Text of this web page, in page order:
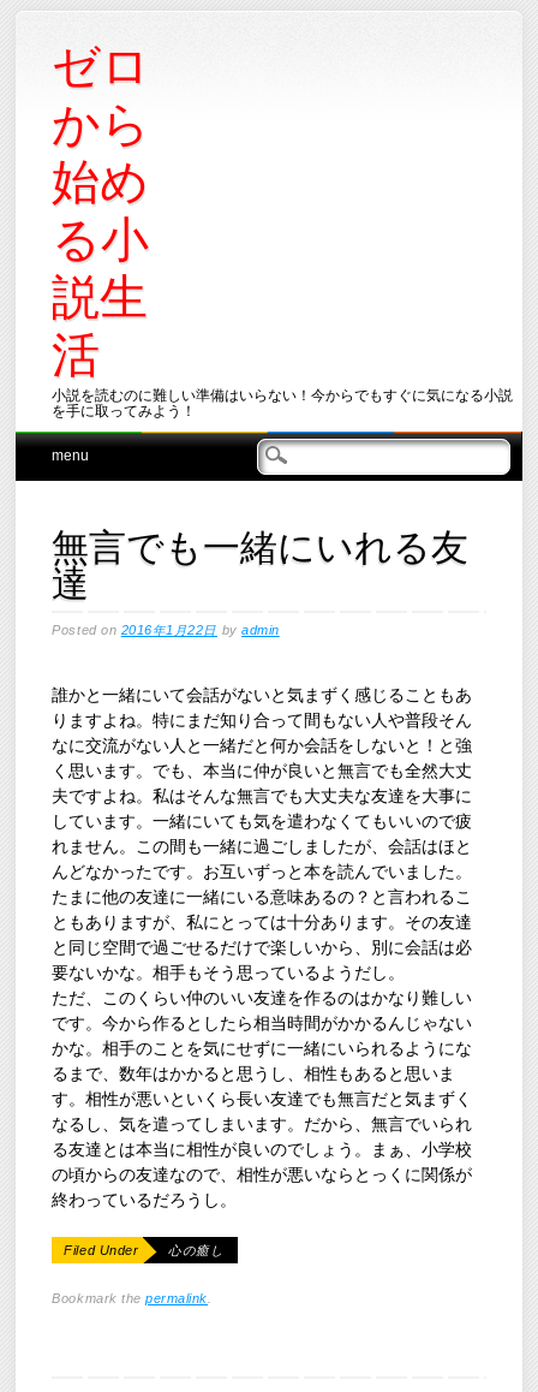
ゼロ
から
始め
る小
説生
活
小説を読むのに難しい準備はいらない！今からでもすぐに気になる小説
を手に取ってみよう！
Main menu
Skip
menu
無言でも一緒にいれる友
達
Posted on 2016年1月22日 byadmin
誰かと一緒にいて会話がないと気まずく感じることもあ
りますよね。特にまだ知り合って間もない人や普段そん
なに交流がない人と一緒だと何か会話をしないと！と強
く思います。でも、本当に仲が良いと無言でも全然大丈
夫ですよね。私はそんな無言でも大丈夫な友達を大事に
しています。一緒にいても気を遣わなくてもいいので疲
れません。この間も一緒に過ごしましたが、会話はほと
んどなかったです。お互いずっと本を読んでいました。
たまに他の友達に一緒にいる意味あるの？と言われるこ
ともありますが、私にとっては十分あります。その友達
と同じ空間で過ごせるだけで楽しいから、別に会話は必
要ないかな。相手もそう思っているようだし。
ただ、このくらい仲のいい友達を作るのはかなり難しい
です。今から作るとしたら相当時間がかかるんじゃない
かな。相手のことを気にせずに一緒にいられるようにな
るまで、数年はかかると思うし、相性もあると思いま
す。相性が悪いといくら長い友達でも無言だと気まずく
なるし、気を遣ってしまいます。だから、無言でいられ
る友達とは本当に相性が良いのでしょう。まぁ、小学校
の頃からの友達なので、相性が悪いならとっくに関係が
終わっているだろうし。
Filed Under 心の癒し
Bookmark thepermalink.